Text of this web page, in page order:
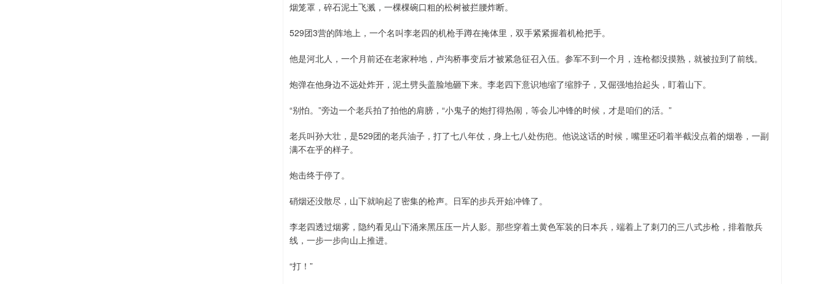
烟笼罩，碎石泥土飞溅，一棵棵碗口粗的松树被拦腰炸断。
529团3营的阵地上，一个名叫李老四的机枪手蹲在掩体里，双手紧紧握着机枪把手。
他是河北人，一个月前还在老家种地，卢沟桥事变后才被紧急征召入伍。参军不到一个月，连枪都没摸熟，就被拉到了前线。
炮弹在他身边不远处炸开，泥土劈头盖脸地砸下来。李老四下意识地缩了缩脖子，又倔强地抬起头，盯着山下。
“别怕。”旁边一个老兵拍了拍他的肩膀，“小鬼子的炮打得热闹，等会儿冲锋的时候，才是咱们的活。”
老兵叫孙大壮，是529团的老兵油子，打了七八年仗，身上七八处伤疤。他说这话的时候，嘴里还叼着半截没点着的烟卷，一副
满不在乎的样子。
炮击终于停了。
硝烟还没散尽，山下就响起了密集的枪声。日军的步兵开始冲锋了。
李老四透过烟雾，隐约看见山下涌来黑压压一片人影。那些穿着土黄色军装的日本兵，端着上了刺刀的三八式步枪，排着散兵
线，一步一步向山上推进。
“打！”